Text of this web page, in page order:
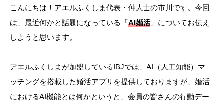
こんにちは！アエルふくしま代表・仲人士の市川です。今回
は、最近何かと話題になっている「AI婚活」についてお伝え
しようと思います。
アエルふくしまが加盟しているIBJでは、AI（人工知能）マ
ッチングを搭載した婚活アプリを提供しておりますが、婚活
におけるAI機能とは何かというと、会員の皆さんの行動デー